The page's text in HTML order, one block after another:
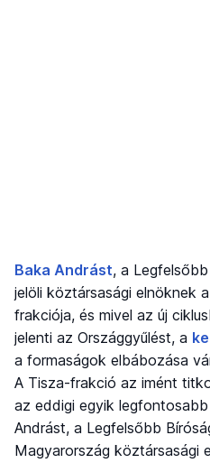
Baka Andrást, a
jelöli köztársasági elnöknek
frakciója, és mivel az új
jelenti az Országgyűlést, a
a formaságok elbábozása
A Tisza-frakció az imént
az eddigi egyik
Andrást, a Legfelsőbb
Magyarország köztársasági